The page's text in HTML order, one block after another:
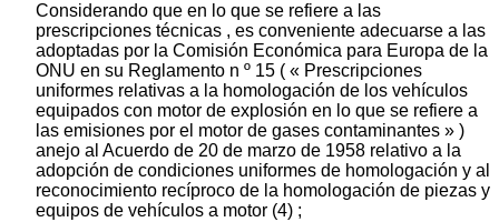
Considerando que en lo que se refiere a las
prescripciones técnicas , es conveniente adecuarse a las
adoptadas por la Comisión Económica para Europa de la
ONU en su Reglamento n º 15 ( « Prescripciones
uniformes relativas a la homologación de los vehículos
equipados con motor de explosión en lo que se refiere a
las emisiones por el motor de gases contaminantes » )
anejo al Acuerdo de 20 de marzo de 1958 relativo a la
adopción de condiciones uniformes de homologación y al
reconocimiento recíproco de la homologación de piezas y
equipos de vehículos a motor (4) ;